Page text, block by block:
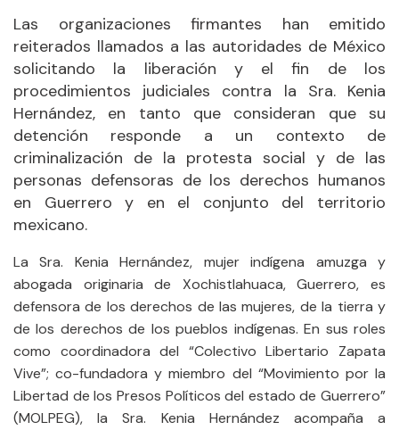
Las organizaciones firmantes han emitido
reiterados llamados a las autoridades de México
solicitando la liberación y el fin de los
procedimientos judiciales contra la Sra. Kenia
Hernández, en tanto que consideran que su
detención responde a un contexto de
criminalización de la protesta social y de las
personas defensoras de los derechos humanos
en Guerrero y en el conjunto del territorio
mexicano.
La Sra. Kenia Hernández, mujer indígena amuzga y
abogada originaria de Xochistlahuaca, Guerrero, es
defensora de los derechos de las mujeres, de la tierra y
de los derechos de los pueblos indígenas. En sus roles
como coordinadora del “Colectivo Libertario Zapata
Vive”; co-fundadora y miembro del “Movimiento por la
Libertad de los Presos Políticos del estado de Guerrero”
(MOLPEG), la Sra. Kenia Hernández acompaña a